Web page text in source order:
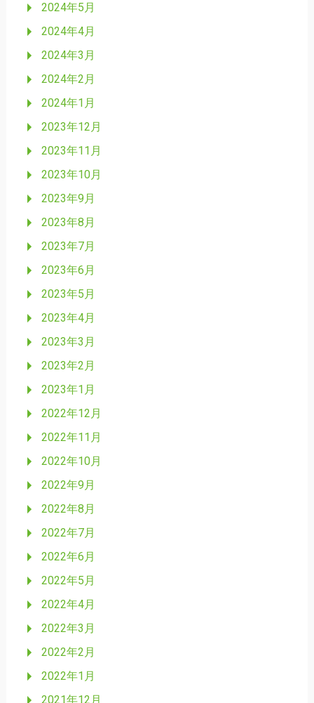
2024年5月
2024年4月
2024年3月
2024年2月
2024年1月
2023年12月
2023年11月
2023年10月
2023年9月
2023年8月
2023年7月
2023年6月
2023年5月
2023年4月
2023年3月
2023年2月
2023年1月
2022年12月
2022年11月
2022年10月
2022年9月
2022年8月
2022年7月
2022年6月
2022年5月
2022年4月
2022年3月
2022年2月
2022年1月
2021年12月